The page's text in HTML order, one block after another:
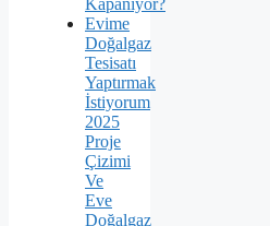
Kapanıyor?
Evime
Doğalgaz
Tesisatı
Yaptırmak
İstiyorum
2025
Proje
Çizimi
Ve
Eve
Doğalgaz